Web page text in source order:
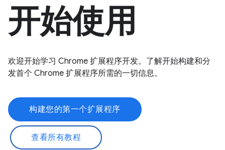
开始使用
欢迎开始学习 Chrome 扩展程序开发。了解开始构建和分
发首个 Chrome 扩展程序所需的一切信息。
构建您的第一个扩展程序
查看所有教程